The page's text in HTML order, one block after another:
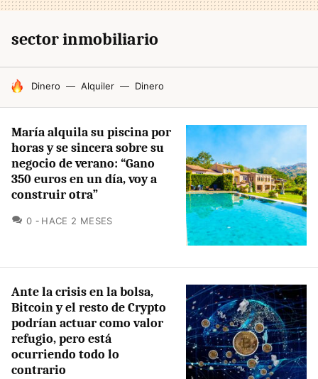
sector inmobiliario
HOY SE HABLA DE
Dinero Alquiler Dinero
María alquila su piscina por
horas y se sincera sobre su
negocio de verano: “Gano
350 euros en un día, voy a
construir otra”
0 COMENTARIOS
HACE 2 MESES
Ante la crisis en la bolsa,
Bitcoin y el resto de Crypto
podrían actuar como valor
refugio, pero está
ocurriendo todo lo
contrario